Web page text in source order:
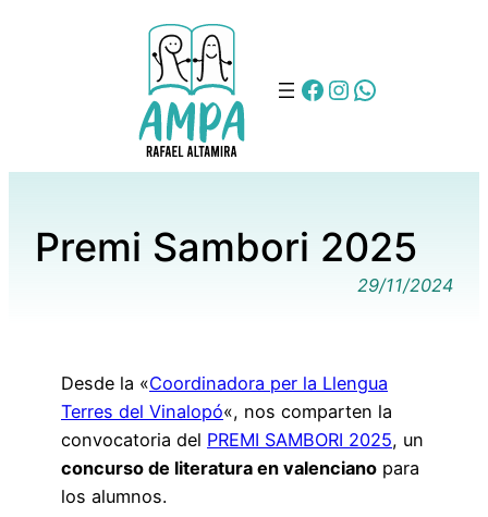
FBIGWA
Premi Sambori 2025
29/11/2024
Desde la «Coordinadora per la Llengua
Terres del Vinalopó«, nos comparten la
convocatoria del PREMI SAMBORI 2025, un
concurso de literatura en valenciano para
los alumnos.